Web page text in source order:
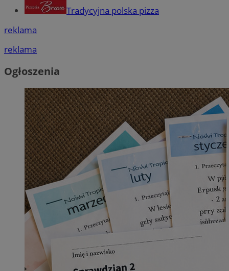
Tradycyjna polska pizza
reklama
reklama
Ogłoszenia